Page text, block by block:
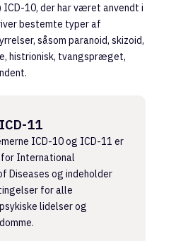
ICD-10, der har været anvendt i
bestemte typer af
såsom paranoid, skizoid,
histrionisk, tvangspræget,
11
ICD-10 og ICD-11 er
International
Diseases og indeholder
for alle
lidelser og